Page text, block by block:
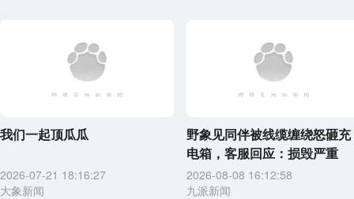
我们一起顶瓜瓜
2026-07-21 18:16:27
大象新闻
野象见同伴被线缆缠绕怒砸充
电箱，客服回应：损毁严重
2026-08-08 16:12:58
九派新闻